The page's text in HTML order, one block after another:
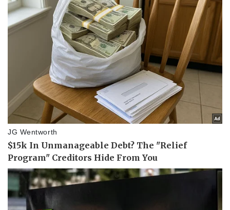
Dinh dưỡng - món ngon
Cây thuốc
Sản phụ khoa
Làm đẹp - giảm cân
Phòng mạch online
Ăn sạch sống khỏe
Nhà đẹp
Blog
Tình yêu - Gia đình